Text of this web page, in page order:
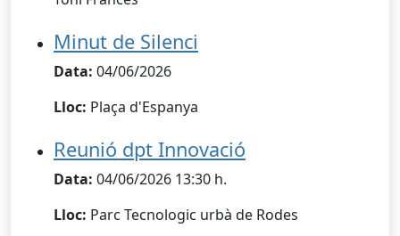
Minut de Silenci
Data: 04/06/2026
Lloc: Plaça d'Espanya
Reunió dpt Innovació
Data: 04/06/2026 13:30 h.
Lloc: Parc Tecnologic urbà de Rodes